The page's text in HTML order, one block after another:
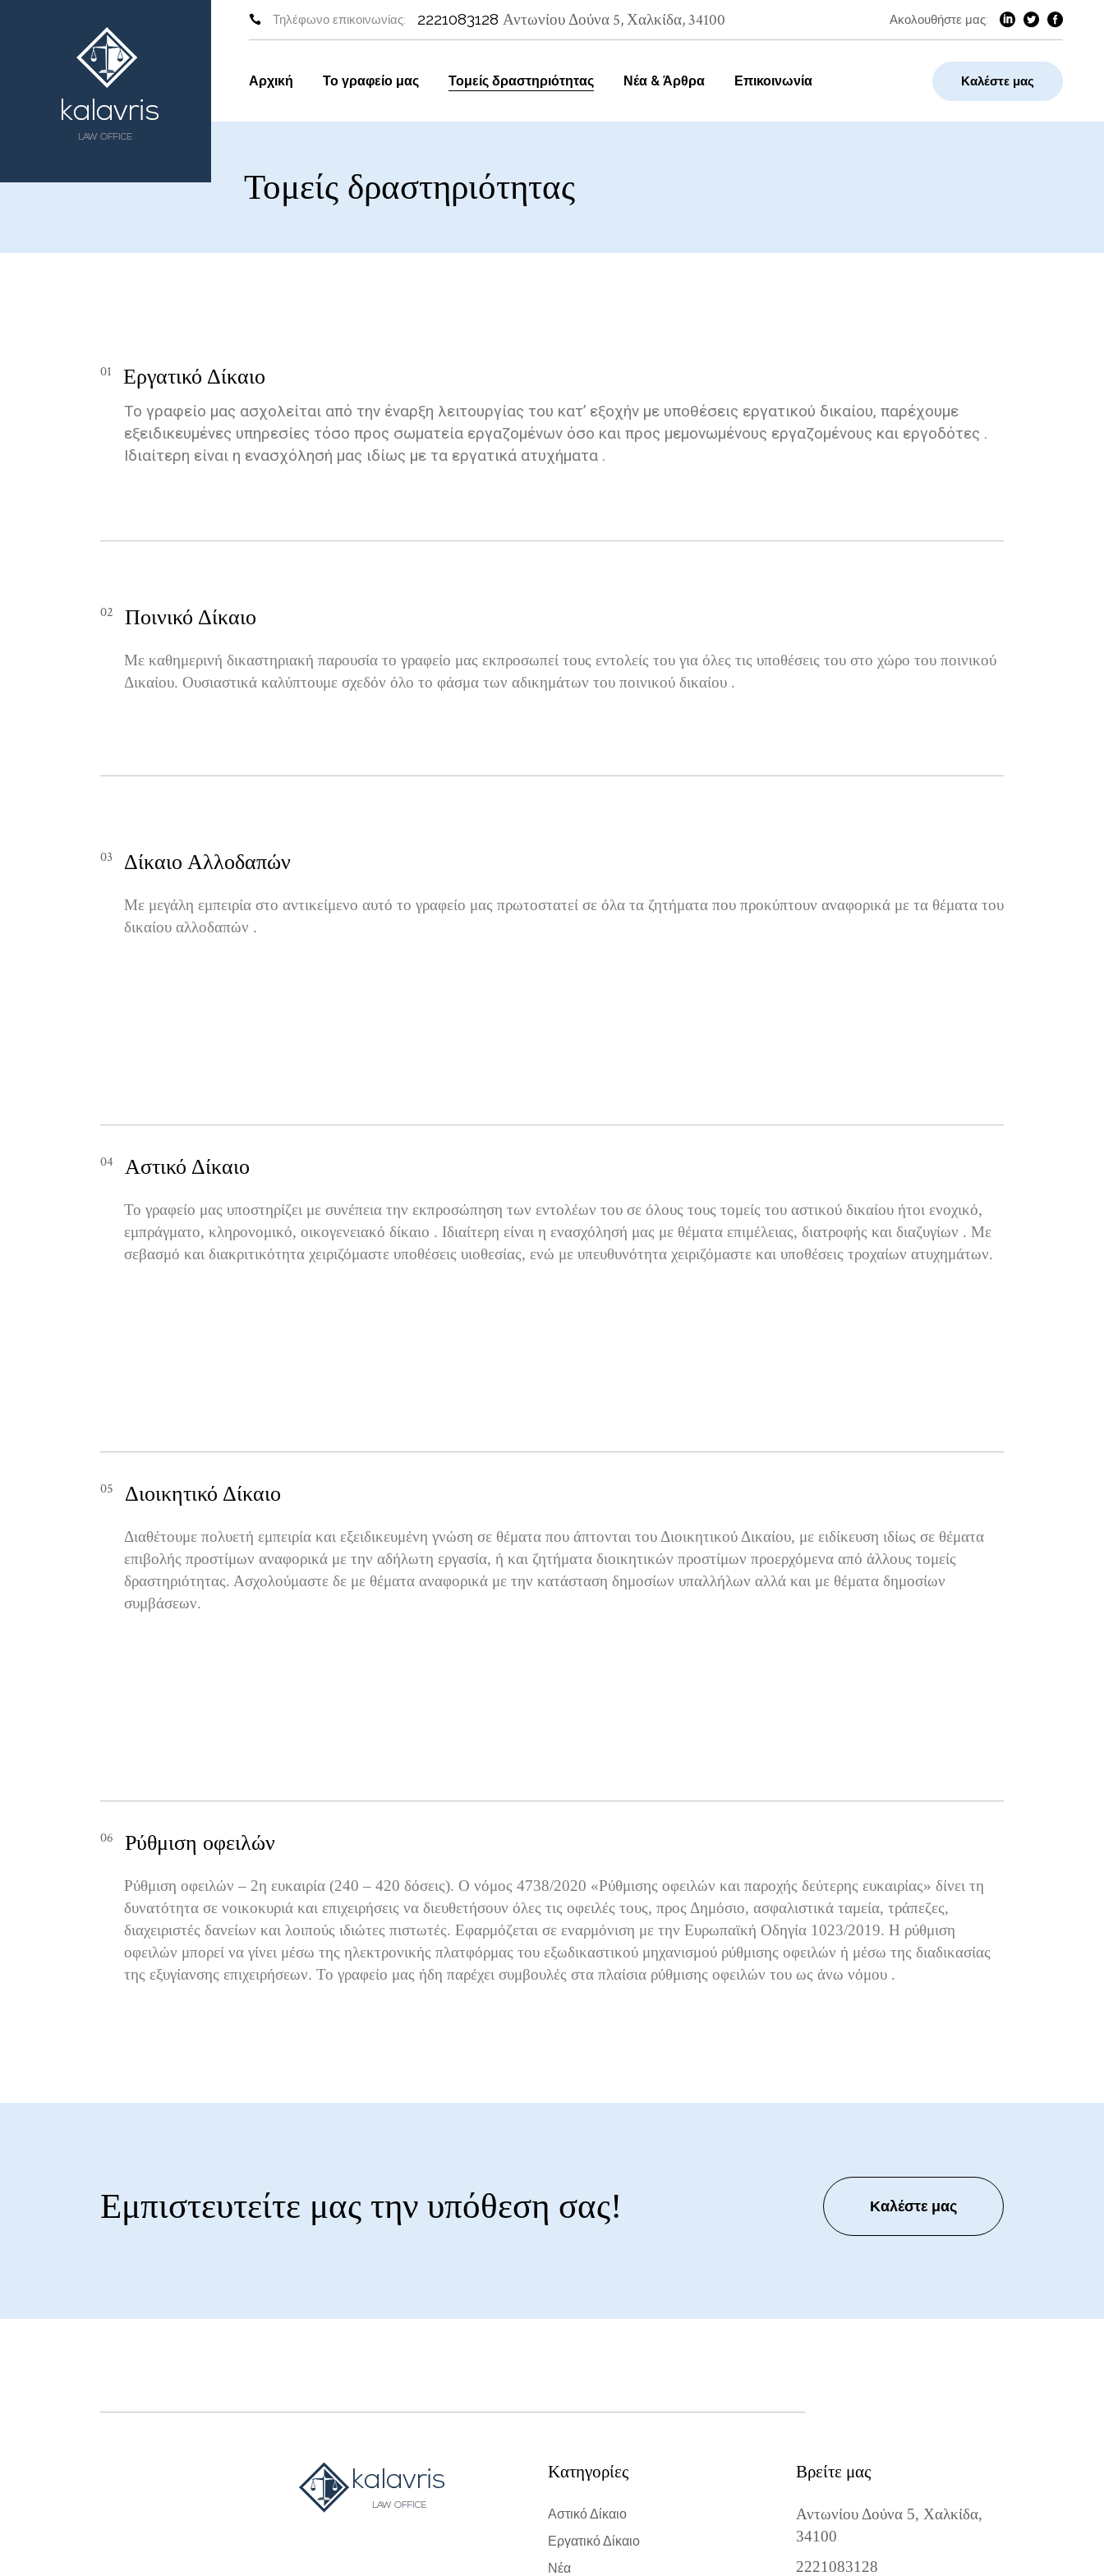
Τηλέφωνο επικοινωνίας: 2221083128 Αντωνίου Δούνα 5, Χαλκίδα, 34100 Ακολουθήστε μας:
Αρχική Το γραφείο μας Τομείς δραστηριότητας Νέα & Άρθρα Επικοινωνία Καλέστε μας
Τομείς δραστηριότητας
01 Εργατικό Δίκαιο
Το γραφείο μας ασχολείται από την έναρξη λειτουργίας του κατ’ εξοχήν με υποθέσεις εργατικού δικαίου, παρέχουμε
εξειδικευμένες υπηρεσίες τόσο προς σωματεία εργαζομένων όσο και προς μεμονωμένους εργαζομένους και εργοδότες .
Ιδιαίτερη είναι η ενασχόλησή μας ιδίως με τα εργατικά ατυχήματα .
02 Ποινικό Δίκαιο
Με καθημερινή δικαστηριακή παρουσία το γραφείο μας εκπροσωπεί τους εντολείς του για όλες τις υποθέσεις του στο χώρο του ποινικού
Δικαίου. Ουσιαστικά καλύπτουμε σχεδόν όλο το φάσμα των αδικημάτων του ποινικού δικαίου .
03 Δίκαιο Αλλοδαπών
Με μεγάλη εμπειρία στο αντικείμενο αυτό το γραφείο μας πρωτοστατεί σε όλα τα ζητήματα που προκύπτουν αναφορικά με τα θέματα του
δικαίου αλλοδαπών .
04 Αστικό Δίκαιο
Το γραφείο μας υποστηρίζει με συνέπεια την εκπροσώπηση των εντολέων του σε όλους τους τομείς του αστικού δικαίου ήτοι ενοχικό,
εμπράγματο, κληρονομικό, οικογενειακό δίκαιο . Ιδιαίτερη είναι η ενασχόλησή μας με θέματα επιμέλειας, διατροφής και διαζυγίων . Με
σεβασμό και διακριτικότητα χειριζόμαστε υποθέσεις υιοθεσίας, ενώ με υπευθυνότητα χειριζόμαστε και υποθέσεις τροχαίων ατυχημάτων.
05 Διοικητικό Δίκαιο
Διαθέτουμε πολυετή εμπειρία και εξειδικευμένη γνώση σε θέματα που άπτονται του Διοικητικού Δικαίου, με ειδίκευση ιδίως σε θέματα
επιβολής προστίμων αναφορικά με την αδήλωτη εργασία, ή και ζητήματα διοικητικών προστίμων προερχόμενα από άλλους τομείς
δραστηριότητας. Ασχολούμαστε δε με θέματα αναφορικά με την κατάσταση δημοσίων υπαλλήλων αλλά και με θέματα δημοσίων
συμβάσεων.
06 Ρύθμιση οφειλών
Ρύθμιση οφειλών – 2η ευκαιρία (240 – 420 δόσεις). Ο νόμος 4738/2020 «Ρύθμισης οφειλών και παροχής δεύτερης ευκαιρίας» δίνει τη
δυνατότητα σε νοικοκυριά και επιχειρήσεις να διευθετήσουν όλες τις οφειλές τους, προς Δημόσιο, ασφαλιστικά ταμεία, τράπεζες,
διαχειριστές δανείων και λοιπούς ιδιώτες πιστωτές. Εφαρμόζεται σε εναρμόνιση με την Ευρωπαϊκή Οδηγία 1023/2019. Η ρύθμιση
οφειλών μπορεί να γίνει μέσω της ηλεκτρονικής πλατφόρμας του εξωδικαστικού μηχανισμού ρύθμισης οφειλών ή μέσω της διαδικασίας
της εξυγίανσης επιχειρήσεων. Το γραφείο μας ήδη παρέχει συμβουλές στα πλαίσια ρύθμισης οφειλών του ως άνω νόμου .
Εμπιστευτείτε μας την υπόθεση σας! Καλέστε μας
Kατηγορίες
Αστικό Δίκαιο
Εργατικό Δίκαιο
Νέα
Βρείτε μας
Αντωνίου Δούνα 5, Χαλκίδα,
34100
2221083128